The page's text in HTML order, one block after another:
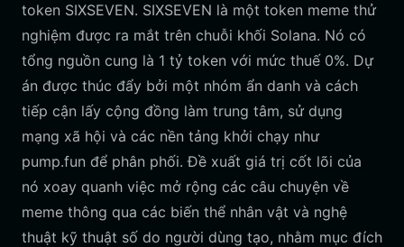
token SIXSEVEN. SIXSEVEN là một token meme thử
nghiệm được ra mắt trên chuỗi khối Solana. Nó có
tổng nguồn cung là 1 tỷ token với mức thuế 0%. Dự
án được thúc đẩy bởi một nhóm ẩn danh và cách
tiếp cận lấy cộng đồng làm trung tâm, sử dụng
mạng xã hội và các nền tảng khởi chạy như
pump.fun để phân phối. Đề xuất giá trị cốt lõi của
nó xoay quanh việc mở rộng các câu chuyện về
meme thông qua các biến thể nhân vật và nghệ
thuật kỹ thuật số do người dùng tạo, nhằm mục đích